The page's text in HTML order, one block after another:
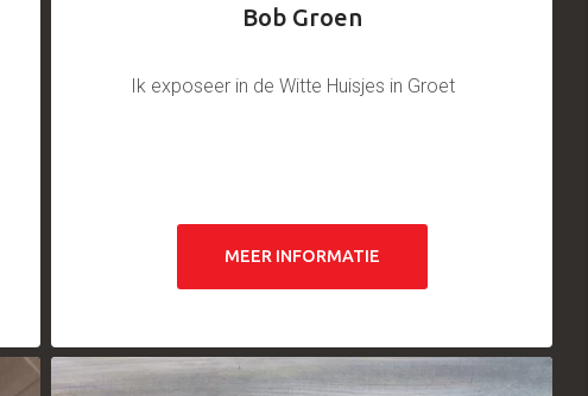
Bob Groen
Ik exposeer in de Witte Huisjes in Groet
MEER INFORMATIE